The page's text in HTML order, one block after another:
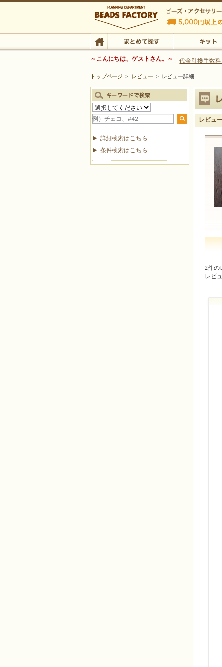
ビーズファクトリー ビーズ・パーツ・金具など
ビーズ・アクセサリ
ビーズ・アクセサリーの専門店 ビーズファクト
TOP まとめて探す
～こんにちは、ゲストさん。～ 代金引換手数
トップページ > レビュー > レビュー詳細
レビュ
2件の
レビ
詳細検索はこちら
条件検索はこちら